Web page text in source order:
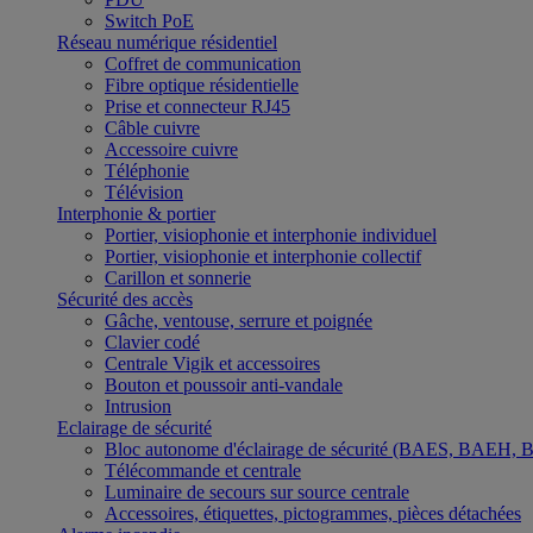
Switch PoE
Réseau numérique résidentiel
Coffret de communication
Fibre optique résidentielle
Prise et connecteur RJ45
Câble cuivre
Accessoire cuivre
Téléphonie
Télévision
Interphonie & portier
Portier, visiophonie et interphonie individuel
Portier, visiophonie et interphonie collectif
Carillon et sonnerie
Sécurité des accès
Gâche, ventouse, serrure et poignée
Clavier codé
Centrale Vigik et accessoires
Bouton et poussoir anti-vandale
Intrusion
Eclairage de sécurité
Bloc autonome d'éclairage de sécurité (BAES,
Télécommande et centrale
Luminaire de secours sur source centrale
Accessoires, étiquettes, pictogrammes, pièces détachées